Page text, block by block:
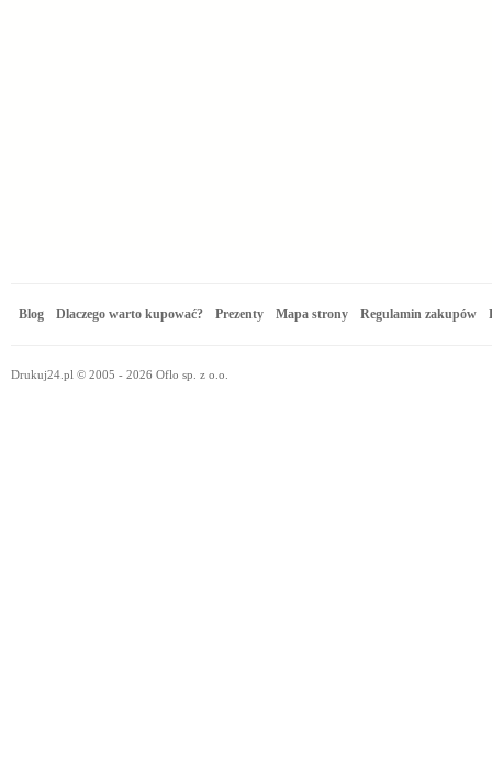
Blog Dlaczego warto kupować? Prezenty Mapa strony Regulamin zakupów
Drukuj24.pl © 2005 - 2026 Oflo sp. z o.o.